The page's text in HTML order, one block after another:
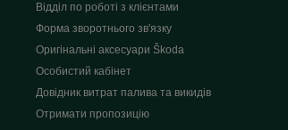
Відділ по роботі з клієнтами
Форма зворотнього зв'язку
Оригінальні аксесуари Škoda
Особистий кабінет
Довідник витрат палива та викидів
Отримати пропозицію